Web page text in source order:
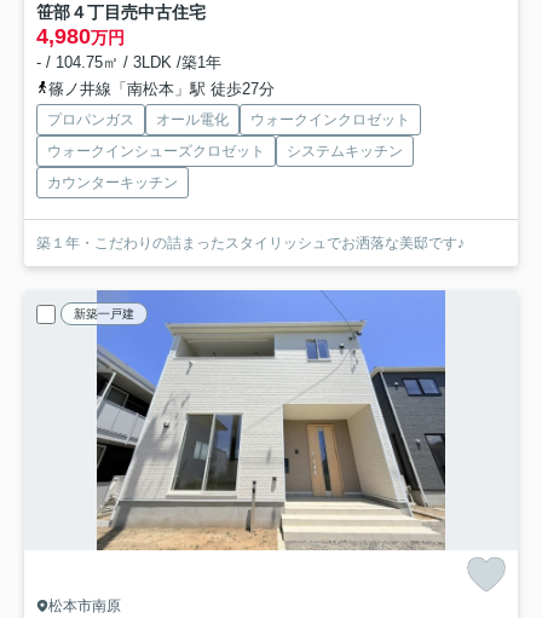
笹部４丁目売中古住宅
4,980万円
- / 104.75㎡ / 3LDK /築1年
篠ノ井線「南松本」駅 徒歩27分
プロパンガス オール電化
ウォークインクロゼット
ウォークインシューズクロゼット
システムキッチン
カウンターキッチン
築１年・こだわりの詰まったスタイリッシュでお洒落な美邸です♪
新築一戸建
松本市南原